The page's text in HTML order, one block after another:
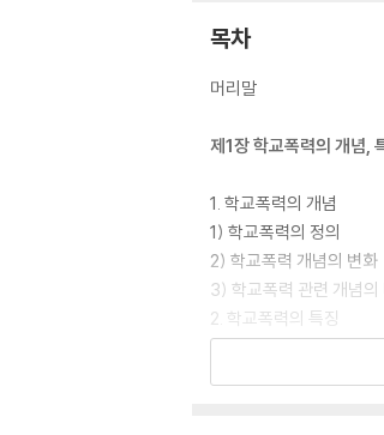
목차
머리말
제1장 학교폭력의 개념,
1. 학교폭력의 개념
1) 학교폭력의 정의
2) 학교폭력 개념의 변화
3) 학교폭력 관련 개념의
2. 학교폭력의 특징
1) 폭력의 본질